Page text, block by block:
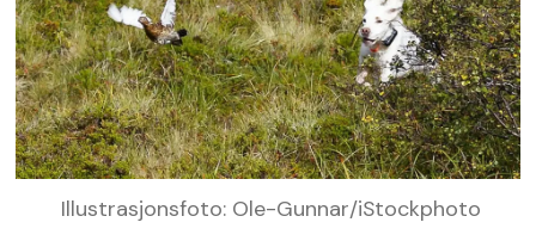
Illustrasjonsfoto: Ole-Gunnar/iStockphoto